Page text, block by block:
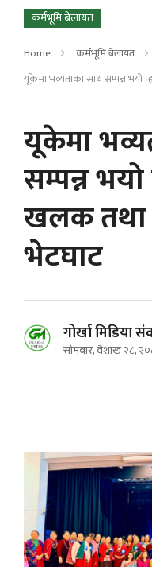
कर्मभूमि बेलायत
Home
कर्मभूमि बेलायत
यूकेमा भव्यताका साथ सम्पन्न भयो
यूकेमा
सम्पन्न
खलक तथा
भेटघाट
गोर्खा मिडिया
सोमबार, वैशाख २८,